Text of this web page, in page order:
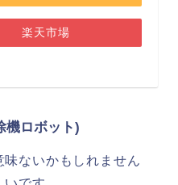
楽天市場
機ロボット)
ないかもしれません